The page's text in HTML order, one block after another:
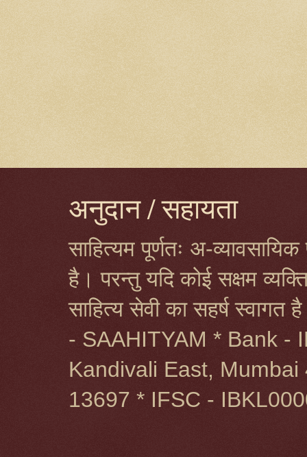
अनुदान / सहायता
साहित्यम पूर्णतः अ-
है। परन्तु यदि कोई सक्षम
साहित्य सेवी का सहर्ष
- SAAHITYAM * Bank -
Kandivali East,
13697 * IFSC -